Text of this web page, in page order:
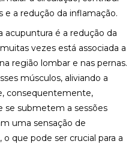
e a redução da inflamação.
é a redução da
vezes está associada a
região lombar e nas pernas.
músculos, aliviando a
consequentemente,
se submetem a sessões
uma sensação de
que pode ser crucial para a
PARA A COLUNA
RJ PARA SUA SAÚDE
CERVICAL